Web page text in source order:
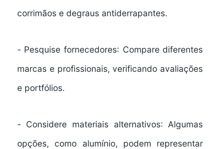
corrimãos e degraus antiderrapantes.
- Pesquise fornecedores: Compare diferentes
marcas e profissionais, verificando avaliações
e portfólios.
- Considere materiais alternativos: Algumas
opções, como alumínio, podem representar